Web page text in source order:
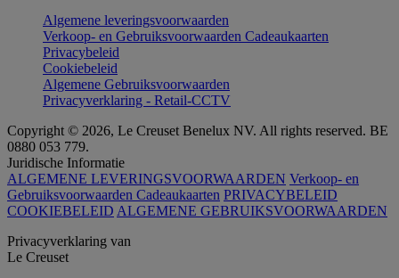
Algemene leveringsvoorwaarden
Verkoop- en Gebruiksvoorwaarden Cadeaukaarten
Privacybeleid
Cookiebeleid
Algemene Gebruiksvoorwaarden
Privacyverklaring - Retail-CCTV
Copyright © 2026, Le Creuset Benelux NV. All rights reserved. BE
0880 053 779.
Juridische Informatie
ALGEMENE LEVERINGSVOORWAARDEN Verkoop- en
Gebruiksvoorwaarden Cadeaukaarten PRIVACYBELEID
COOKIEBELEID ALGEMENE GEBRUIKSVOORWAARDEN
Privacyverklaring van
Le Creuset